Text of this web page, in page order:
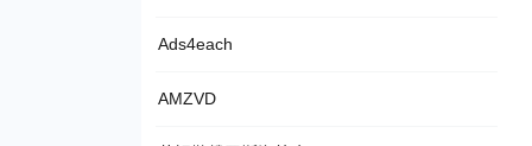
Ads4each
AMZVD